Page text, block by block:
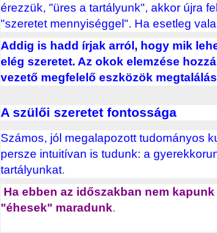
érezzük, "üres a tartályunk", akkor újra
"szeretet mennyiséggel". Ha esetleg
Addig is hadd írjak arról, hogy mik
elég szeretet. Az okok elemzése
vezető megfelelő eszközök
A szülői szeretet fontossága
Számos, jól megalapozott tudományos
persze intuitívan is tudunk: a
tartályunkat.
Ha ebben az időszakban nem
"éhesek" maradunk.